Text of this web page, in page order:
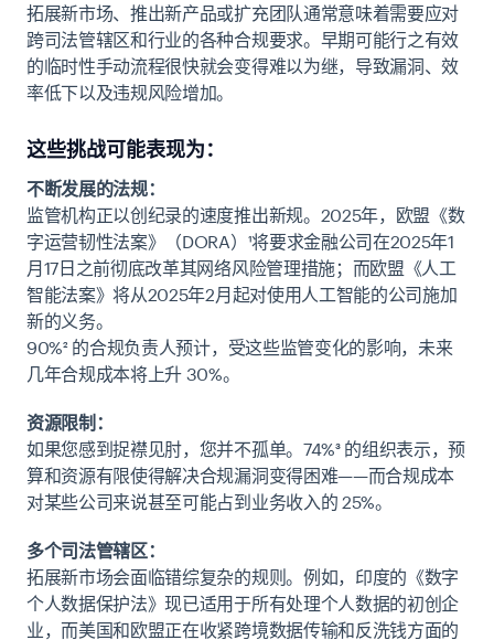
拓展新市场、推出新产品或扩充团队通常意味着需要应对
跨司法管辖区和行业的各种合规要求。早期可能行之有效
的临时性手动流程很快就会变得难以为继，导致漏洞、效
率低下以及违规风险增加。
这些挑战可能表现为：
不断发展的法规：
监管机构正以创纪录的速度推出新规。2025年，欧盟《数
字运营韧性法案》（DORA）¹将要求金融公司在2025年1
月17日之前彻底改革其网络风险管理措施；而欧盟《人工
智能法案》将从2025年2月起对使用人工智能的公司施加
新的义务。
90%² 的合规负责人预计，受这些监管变化的影响，未来
几年合规成本将上升 30%。
资源限制：
如果您感到捉襟见肘，您并不孤单。74%³ 的组织表示，预
算和资源有限使得解决合规漏洞变得困难——而合规成本
对某些公司来说甚至可能占到业务收入的 25%。
多个司法管辖区：
拓展新市场会面临错综复杂的规则。例如，印度的《数字
个人数据保护法》现已适用于所有处理个人数据的初创企
业，而美国和欧盟正在收紧跨境数据传输和反洗钱方面的